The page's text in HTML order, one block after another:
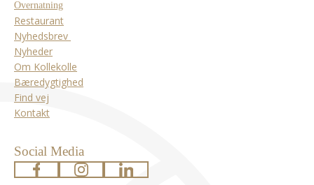
Overnatning
Restaurant
Nyhedsbrev
Nyheder
Om Kollekolle
Bæredygtighed
Find vej
Kontakt
Social Media
www.facebook.com
www.instagram.com
www.linkedin.com